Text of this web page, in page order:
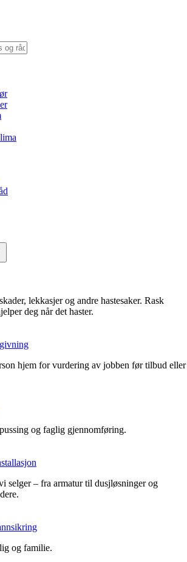
lekkasjer og andre hastesaker. Rask
deg når det haster.
hjem for vurdering av jobben før tilbud eller
og faglig gjennomføring.
selger – fra armatur til dusjløsninger og
og familie.